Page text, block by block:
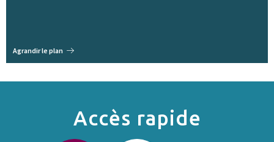
Agrandir le plan
Accès rapide